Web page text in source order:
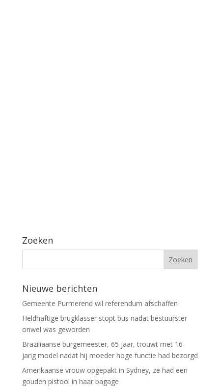
Zoeken
Nieuwe berichten
Gemeente Purmerend wil referendum afschaffen
Heldhaftige brugklasser stopt bus nadat bestuurster
onwel was geworden
Braziliaanse burgemeester, 65 jaar, trouwt met 16-
jarig model nadat hij moeder hoge functie had bezorgd
Amerikaanse vrouw opgepakt in Sydney, ze had een
gouden pistool in haar bagage